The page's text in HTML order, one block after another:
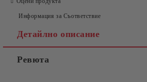
Информация за Съответствие
Детайлно описание
Ревюта